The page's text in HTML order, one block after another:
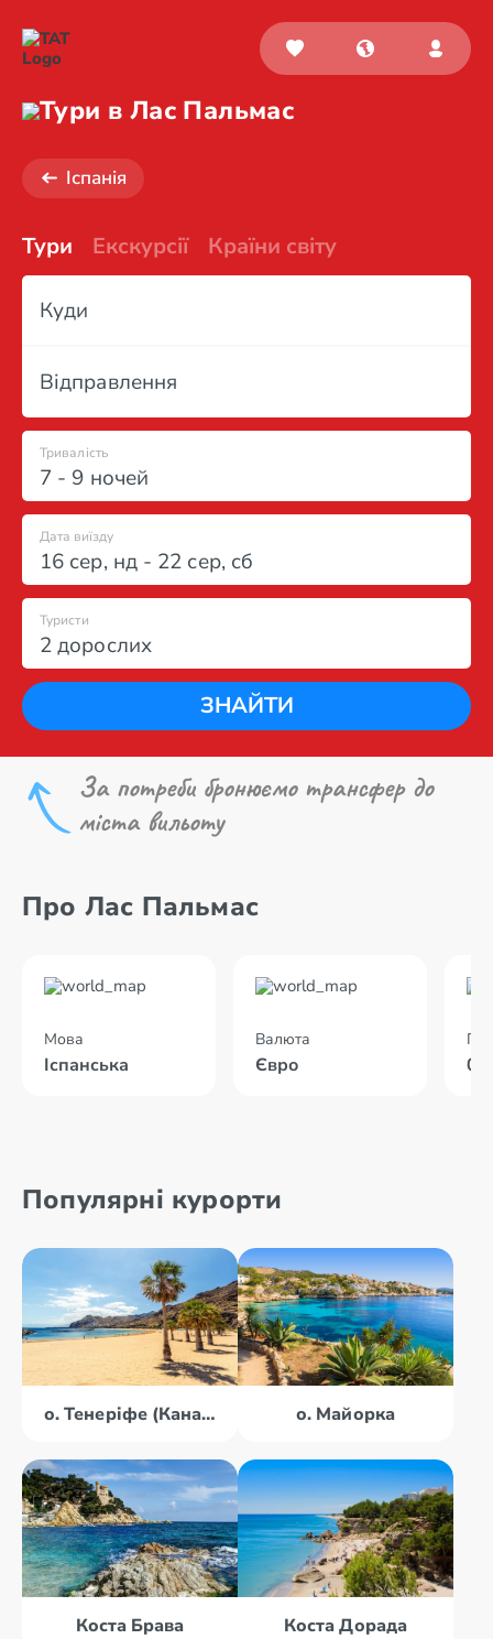
Тури в Лас Пальмас
Іспанія
Тури Екскурсії Країни світу
Куди
Відправлення
7 - 9 ночей
Тривалість
Дата виїзду
16 сер, нд- 22 сер, сб
2 дорослих
Туристи
ЗНАЙТИ
За потреби бронюємо трансфер до
міста вильоту
Про Лас Пальмас
Мова
Іспанська
Валюта
Євро
Популярні курорти
о. Тенеріфе (Канари) о. Майорка
Коста Брава Коста Дорада